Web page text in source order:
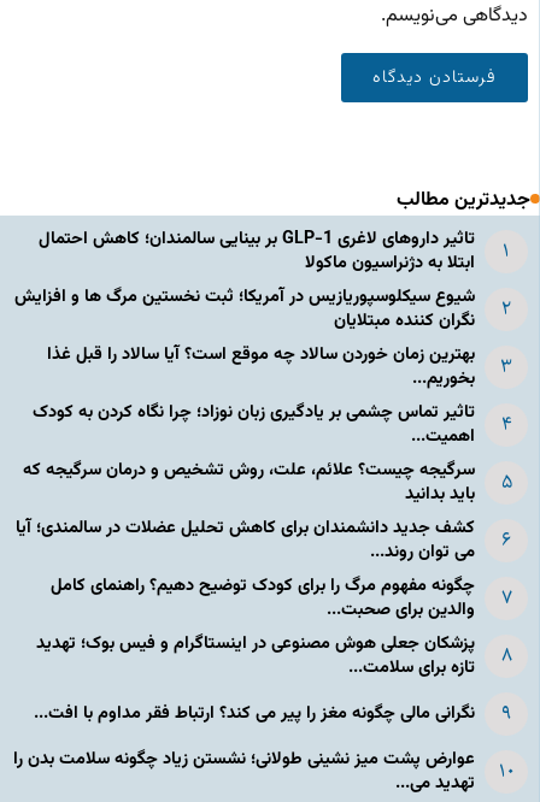
دیدگاهی می‌نویسم.
جدیدترین مطالب
تاثیر داروهای لاغری GLP-1 بر بینایی سالمندان؛ کاهش احتمال
ابتلا به دژنراسیون ماکولا
شیوع سیکلوسپوریازیس در آمریکا؛ ثبت نخستین مرگ ها و افزایش
نگران کننده مبتلایان
بهترین زمان خوردن سالاد چه موقع است؟ آیا سالاد را قبل غذا
بخوریم...
تاثیر تماس چشمی بر یادگیری زبان نوزاد؛ چرا نگاه کردن به کودک
اهمیت...
سرگیجه چیست؟ علائم، علت، روش تشخیص و درمان سرگیجه که
باید بدانید
کشف جدید دانشمندان برای کاهش تحلیل عضلات در سالمندی؛ آیا
می توان روند...
چگونه مفهوم مرگ را برای کودک توضیح دهیم؟ راهنمای کامل
والدین برای صحبت...
پزشکان جعلی هوش مصنوعی در اینستاگرام و فیس بوک؛ تهدید
تازه برای سلامت...
نگرانی مالی چگونه مغز را پیر می کند؟ ارتباط فقر مداوم با افت...
عوارض پشت میز نشینی طولانی؛ نشستن زیاد چگونه سلامت بدن را
تهدید می...